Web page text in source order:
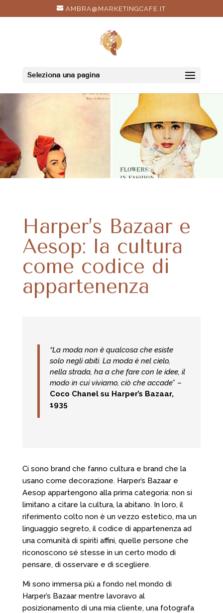
AMBRA@MARKETINGCAFE.IT
Seleziona una pagina
Harper’s Bazaar e
Aesop: la cultura
come codice di
appartenenza
“La moda non è qualcosa che esiste
solo negli abiti. La moda è nel cielo,
nella strada, ha a che fare con le idee, il
modo in cui viviamo, ciò che accade” –
Coco Chanel su Harper’s Bazaar,
1935
Ci sono brand che fanno cultura e brand che la
usano come decorazione. Harper’s Bazaar e
Aesop appartengono alla prima categoria: non si
limitano a citare la cultura, la abitano. In loro, il
riferimento colto non è un vezzo estetico, ma un
linguaggio segreto, il codice di appartenenza ad
una comunità di spiriti affini, quelle persone che
riconoscono sé stesse in un certo modo di
pensare, di osservare e di scegliere.
Mi sono immersa più a fondo nel mondo di
Harper’s Bazaar mentre lavoravo al
posizionamento di una mia cliente, una fotografa